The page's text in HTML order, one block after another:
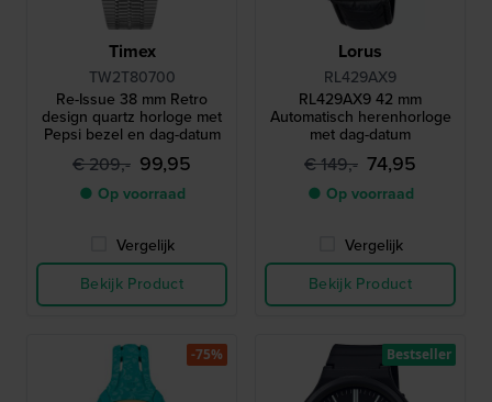
Timex
TW2T80700
Re-Issue 38 mm Retro
design quartz horloge met
Pepsi bezel en dag-datum
€ 209,- 99,95
● Op voorraad
Vergelijk
Bekijk Product
Lorus
RL429AX9
RL429AX9 42 mm
Automatisch herenhorloge
met dag-datum
€ 149,- 74,95
● Op voorraad
Vergelijk
Bekijk Product
-75% Bestseller